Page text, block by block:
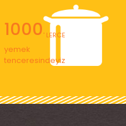
1000' LERCE
yemek
tenceresindeyiz